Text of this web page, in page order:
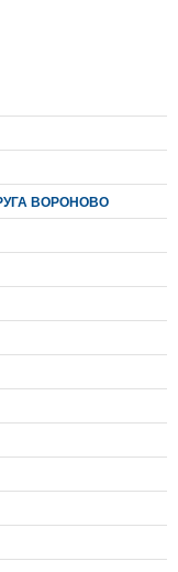
ВОРОНОВО